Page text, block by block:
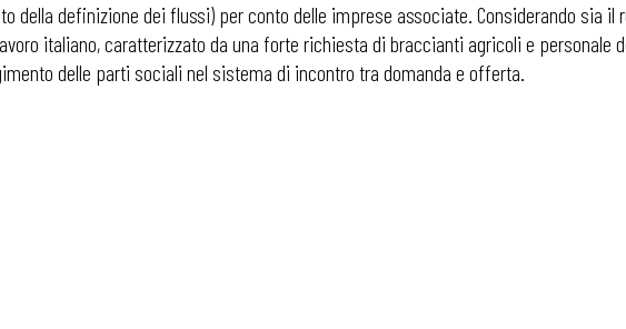
della definizione dei flussi) per conto delle imprese associate. Considerando sia il
italiano, caratterizzato da una forte richiesta di braccianti agricoli e personale
delle parti sociali nel sistema di incontro tra domanda e offerta.